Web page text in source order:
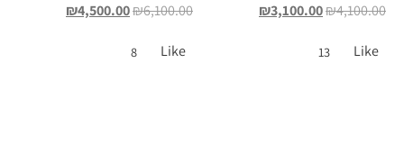
₪4,100.00
₪3,100.00
Like
13
₪6,100.00
₪4,500.00
Like
8